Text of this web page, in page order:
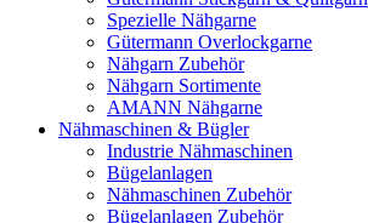
Spezielle Nähgarne
Gütermann Overlockgarne
Nähgarn Zubehör
Nähgarn Sortimente
AMANN Nähgarne
Nähmaschinen & Bügler
Industrie Nähmaschinen
Bügelanlagen
Nähmaschinen Zubehör
Bügelanlagen Zubehör